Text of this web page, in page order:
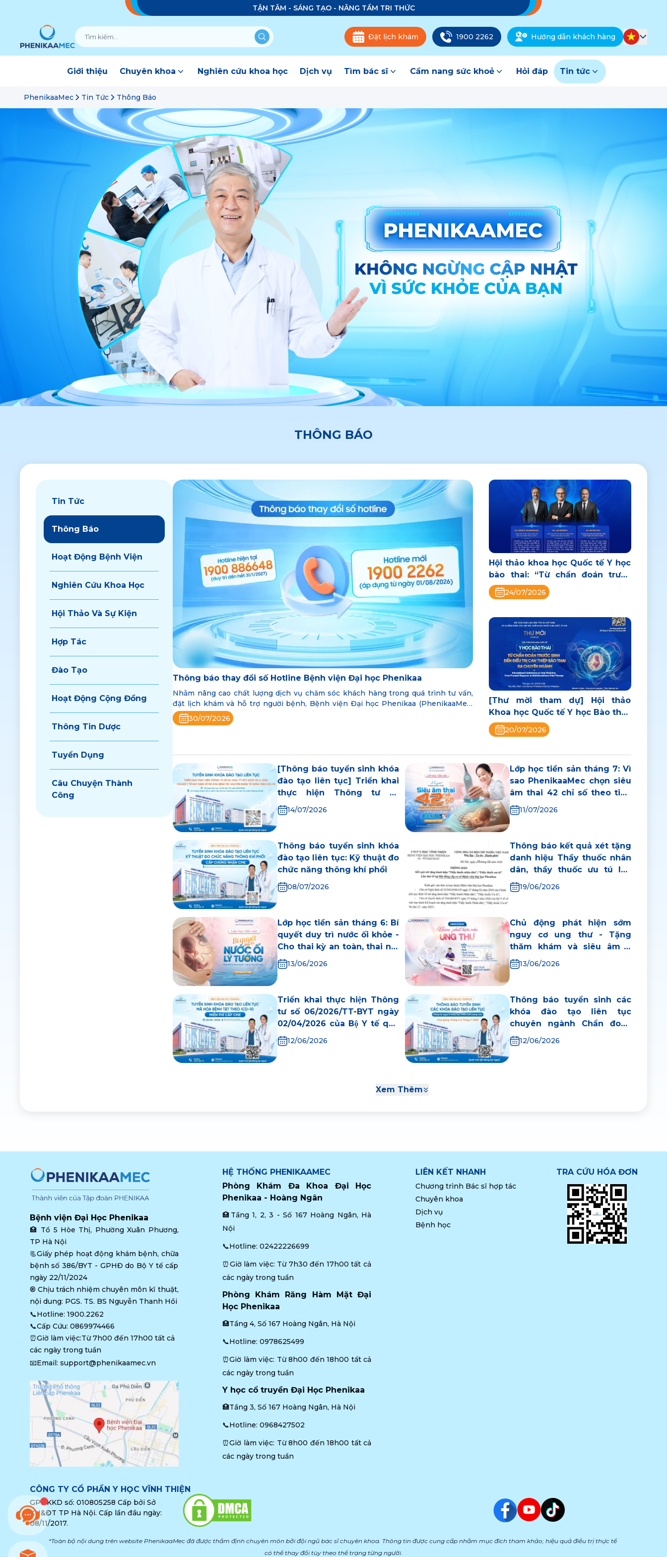
TẬN TÂM - SÁNG TẠO - NÂNG TẦM TRI THỨC
Đặt lịch khám 1900 2262 Hướng dẫn khách hàng
Giới thiệu Chuyên khoa Nghiên cứu khoa học Dịch vụ Tìm bác sĩ Cẩm nang sức khoẻ Hỏi đáp Tin tức
PhenikaaMec Tin Tức Thông Báo
THÔNG BÁO
Tin Tức
Thông Báo
Hoạt Động Bệnh Viện
Nghiên Cứu Khoa Học
Hội Thảo Và Sự Kiện
Hợp Tác
Đào Tạo
Hoạt Động Cộng Đồng
Thông Tin Dược
Tuyển Dụng
Câu Chuyện Thành
Công
Thông báo thay đổi số Hotline Bệnh viện Đại học Phenikaa
Nhằm nâng cao chất lượng dịch vụ chăm sóc khách hàng trong quá trình tư vấn,
đặt lịch khám và hỗ trợ người bệnh, Bệnh viện Đại học Phenikaa (PhenikaaMec)
trân trọng thông báo về việc thay đổi số Hotline.
30/07/2026
Hội thảo khoa học Quốc tế Y học
bào thai: “Từ chẩn đoán trước
sinh đến can thiệp bào thai đa
chuyên ngành”: Vì tương lai Y
24/07/2026
[Thư mời tham dự] Hội thảo
Khoa học Quốc tế Y học Bào thai:
Từ chẩn đoán trước sinh đến
điều trị can thiệp bào thai đa
20/07/2026
[Thông báo tuyển sinh khóa
đào tạo liên tục] Triển khai
thực hiện Thông tư số
06/2026/TT-BYT về mã hóa
bệnh tật, nguyên nhân tử
14/07/2026
Lớp học tiền sản tháng 7: Vì
sao PhenikaaMec chọn siêu
âm thai 42 chỉ số theo tiêu
chuẩn quốc tế? Mẹ học
thêm cách xử trí sặc sữa sơ
11/07/2026
Thông báo tuyển sinh khóa
đào tạo liên tục: Kỹ thuật đo
chức năng thông khí phổi
08/07/2026
Thông báo kết quả xét tặng
danh hiệu Thầy thuốc nhân
dân, thầy thuốc ưu tú lần
thứ 15 tại Hội đồng cấp cơ sở
Bệnh viện Đại học Phenikaa
19/06/2026
Lớp học tiền sản tháng 6: Bí
quyết duy trì nước ối khỏe -
Cho thai kỳ an toàn, thai nhi
phát triển tốt
13/06/2026
Chủ động phát hiện sớm
nguy cơ ung thư - Tặng
thăm khám và siêu âm ổ
bụng
13/06/2026
Triển khai thực hiện Thông
tư số 06/2026/TT-BYT ngày
02/04/2026 của Bộ Y tế quy
định về mã hóa bệnh tật,
nguyên nhân tử vong theo
12/06/2026
Thông báo tuyển sinh các
khóa đào tạo liên tục
chuyên ngành Chẩn đoán
hình ảnh tại Bệnh viện Đại
học Phenikaa
12/06/2026
Xem Thêm
Bệnh viện Đại Học Phenikaa
🏥 Tổ 5 Hòe Thị, Phường Xuân Phương,
TP Hà Nội
📃Giấy phép hoạt động khám bệnh, chữa
bệnh số 386/BYT - GPHĐ do Bộ Y tế cấp
ngày 22/11/2024
®️ Chịu trách nhiệm chuyên môn kĩ thuật,
nội dung: PGS. TS. BS Nguyễn Thanh Hồi
📞Hotline: 1900.2262
📞Cấp Cứu: 0869974466
⏰Giờ làm việc:Từ 7h00 đến 17h00 tất cả
các ngày trong tuần
📧Email: support@phenikaamec.vn
HỆ THỐNG PHENIKAAMEC
Phòng Khám Đa Khoa Đại Học
Phenikaa - Hoàng Ngân
🏥Tầng 1, 2, 3 - Số 167 Hoàng Ngân, Hà
Nội
📞Hotline: 02422226699
⏰Giờ làm việc: Từ 7h30 đến 17h00 tất cả
các ngày trong tuần
Phòng Khám Răng Hàm Mặt Đại
Học Phenikaa
🏥Tầng 4, Số 167 Hoàng Ngân, Hà Nội
📞Hotline: 0978625499
⏰Giờ làm việc: Từ 8h00 đến 18h00 tất cả
các ngày trong tuần
Y học cổ truyền Đại Học Phenikaa
🏥Tầng 3, Số 167 Hoàng Ngân, Hà Nội
📞Hotline: 0968427502
⏰Giờ làm việc: Từ 8h00 đến 18h00 tất cả
các ngày trong tuần
LIÊN KẾT NHANH
Chương trình Bác sĩ hợp tác
Chuyên khoa
Dịch vụ
Bệnh học
CÔNG TY CỔ PHẦN Y HỌC VĨNH THIỆN
GPĐKKD số: 010805258 Cấp bởi Sở
KH&ĐT TP Hà Nội. Cấp lần đầu ngày:
08/11/2017.
TRA CỨU HÓA ĐƠN
*Toàn bộ nội dung trên website PhenikaaMec đã được thẩm định chuyên môn bởi đội ngũ bác sĩ chuyên khoa. Thông tin được cung cấp nhằm mục đích tham khảo; hiệu quả điều trị thực tế
có thể thay đổi tùy theo thể trạng từng người.